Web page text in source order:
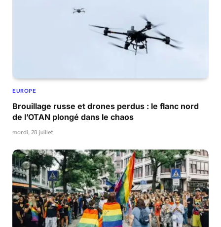
EUROPE
Brouillage russe et drones perdus : le flanc nord
de l’OTAN plongé dans le chaos
mardi, 28 juillet